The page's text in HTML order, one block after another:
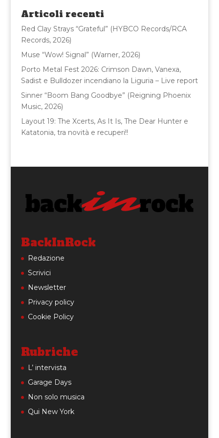
o
o
k
di
Articoli recenti
Red Clay Strays “Grateful” (HYBCO Records/RCA
Records, 2026)
Muse “Wow! Signal” (Warner, 2026)
Porto Metal Fest 2026: Crimson Dawn, Vanexa,
Sadist e Bulldozer incendiano la Liguria – Live report
Sinner “Boom Bang Goodbye” (Reigning Phoenix
Music, 2026)
Layout 19: The Xcerts, As It Is, The Dear Hunter e
Katatonia, tra novità e recuperi!!
BackInRock
Redazione
Scrivici
Newsletter
Privacy policy
Cookie Policy
Rubriche
L’ intervista
Garage Days
Non solo musica
Qui New York